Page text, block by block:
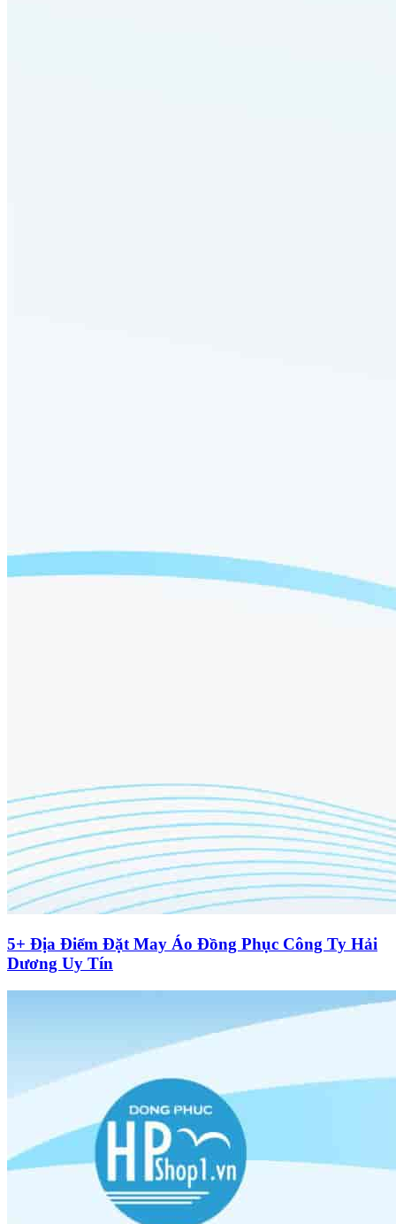
5+ Địa Điểm Đặt May Áo Đồng Phục Công Ty Hải
Dương Uy Tín